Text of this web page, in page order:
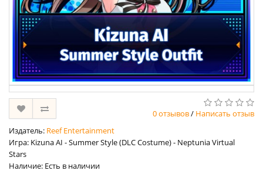
0 отзывов/ Написать отзыв
Издатель: Reef Entertainment
Игра: Kizuna AI - Summer Style (DLC Costume) - Neptunia Virtual
Stars
Наличие: Есть в наличии